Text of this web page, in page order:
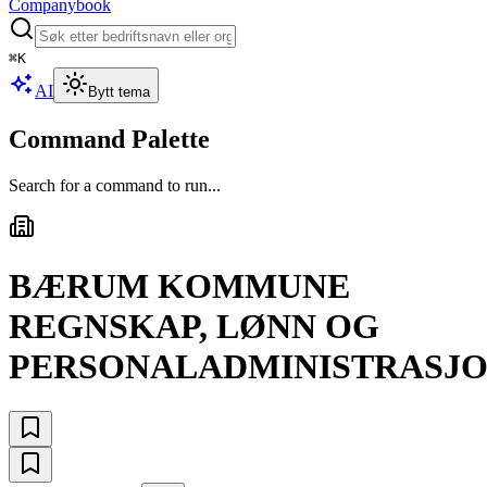
Companybook
⌘K
AI Bytt tema
Command Palette
Search for a command to run...
BÆRUM KOMMUNE
REGNSKAP, LØNN OG